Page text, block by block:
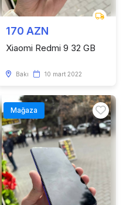
170 AZN
Xiaomi Redmi 9 32 GB
Bakı 10 mart 2022
Mağaza